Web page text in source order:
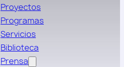
Proyectos
Programas
Servicios
Biblioteca
Prensa